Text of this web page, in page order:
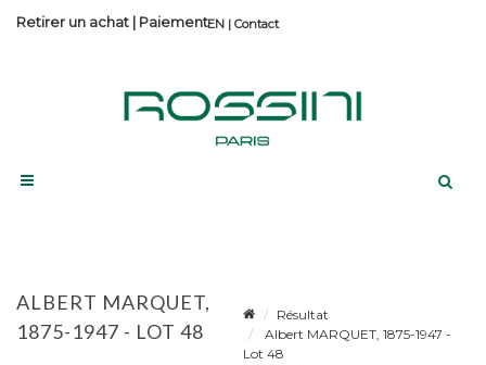
Contact
Retirer un achat | Paiement
ALBERT MARQUET,
1875-1947 - LOT 48
Résultat
Albert MARQUET, 1875-1947 -
Lot 48